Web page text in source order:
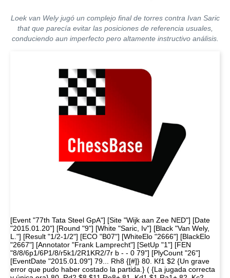
Loek van Wely jugó un complejo final de torres contra Ivan Saric
that que parecía evitar las posiciones de referencia usuales,
conduciendo aun imperfecto pero altamente instructivo análisis.
[Event "77th Tata Steel GpA"] [Site "Wijk aan Zee NED"] [Date
"2015.01.20"] [Round "9"] [White "Saric, Iv"] [Black "Van Wely,
L."] [Result "1/2-1/2"] [ECO "B07"] [WhiteElo "2666"] [BlackElo
"2667"] [Annotator "Frank Lamprecht"] [SetUp "1"] [FEN
"8/8/6p1/6P1/8/r5k1/2R1KR2/7r b - - 0 79"] [PlyCount "26"]
[EventDate "2015.01.09"] 79... Rh8 {[#]} 80. Kf1 $2 {Un grave
error que pudo haber costado la partida.} ( {La jugada correcta